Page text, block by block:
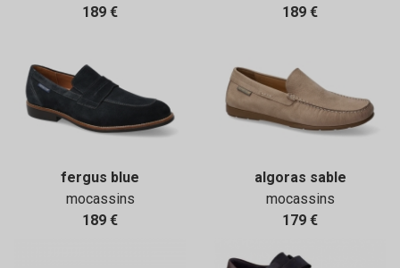
189 €
189 €
fergus blue
mocassins
189 €
algoras sable
mocassins
179 €